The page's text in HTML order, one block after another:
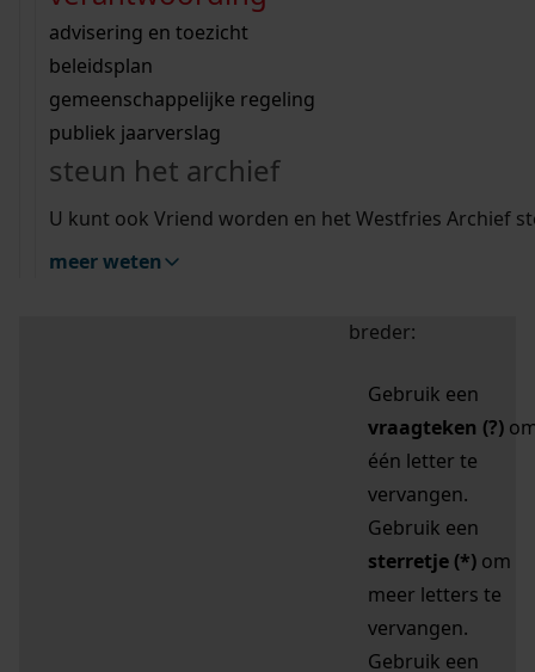
bouwvergunningen
omgevingsvergunningen
vergunningen
beeld en geluid
uitleg nodig?
Wij helpen u op weg met een aantal zoektips.
bekijk alle zoektips
Wij helpen u op weg met een aantal zoektips.
bekijk alle zoektips
bekijk ons geschiedenislokaal
advisering en toezicht
beleidsplan
gemeenschappelijke regeling
publiek jaarverslag
steun het archief
U kunt ook Vriend worden en het Westfries Archief
meer weten
zoektips
Mijn Studiezaal (inloggen)
uw zoekopdracht te
breder:
Gebruik een
vraagteken (?)
één letter te
vervangen.
Gebruik een
sterretje (*) om
meer letters te
vervangen.
Gebruik een